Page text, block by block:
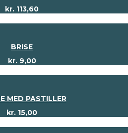
kr. 113,60
BRISE
kr.9,00
MED PASTILLER
kr. 15,00